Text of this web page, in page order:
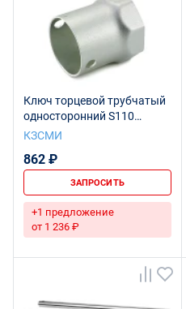
Ключ торцевой трубчатый
односторонний S110
КАМАЗ Ц15хр.бцв.
КЗСМИ
862 ₽
ЗАПРОСИТЬ
+1 предложение
от 1 236 ₽